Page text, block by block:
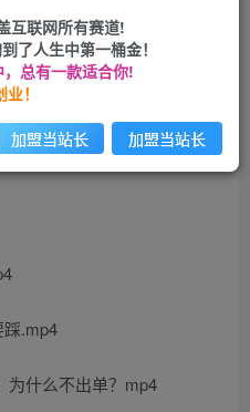
议登陆后购买，可保存购买订单
.mp4
为什么不出单？mp4
互联网所有赛道!
了人生中第一桶金！
总有一款适合你!
！
加盟当站长 加盟当站长